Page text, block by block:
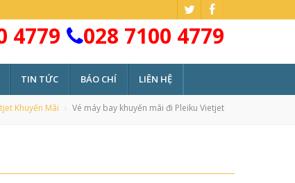
4779 028 7100 4779
TIN TỨC BÁO CHÍ LIÊN HỆ
Khuyến Mãi Vé máy bay khuyến mãi đi Pleiku Vietjet